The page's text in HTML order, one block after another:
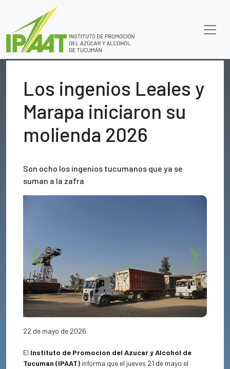
Los ingenios Leales y
Marapa iniciaron su
molienda 2026
Son ocho los ingenios tucumanos que ya se
suman a la zafra
Previous Next
22 de mayo de 2026
El Instituto de Promocion del Azucar y Alcohol de
Tucuman (IPAAT) informa que el jueves 21 de mayo el